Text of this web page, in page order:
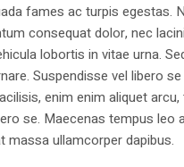
fames ac turpis egestas.
consequat dolor, nec
lobortis in vitae urna.
Suspendisse vel libero
enim enim aliquet
se. Maecenas tempus leo
massa ullamcorper dapibus.